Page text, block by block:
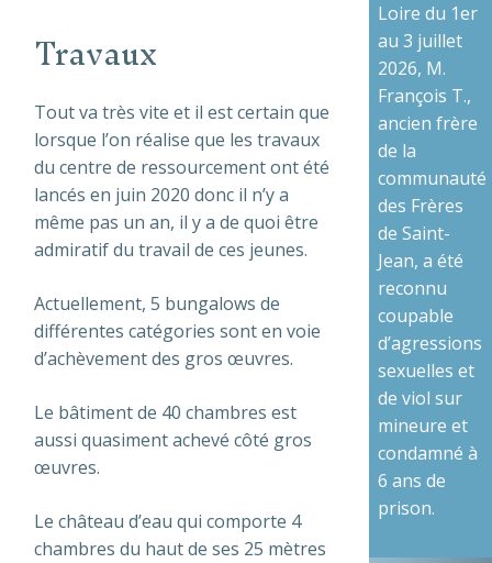
Travaux
Tout va très vite et il est certain que
lorsque l’on réalise que les travaux
du centre de ressourcement ont été
lancés en juin 2020 donc il n’y a
même pas un an, il y a de quoi être
admiratif du travail de ces jeunes.
Actuellement, 5 bungalows de
différentes catégories sont en voie
d’achèvement des gros œuvres.
Le bâtiment de 40 chambres est
aussi quasiment achevé côté gros
œuvres.
Le château d’eau qui comporte 4
chambres du haut de ses 25 mètres
Loire du 1er
au 3 juillet
2026, M.
François T.,
ancien frère
de la
communauté
des Frères
de Saint-
Jean, a été
reconnu
coupable
d’agressions
sexuelles et
de viol sur
mineure et
condamné à
6 ans de
prison.